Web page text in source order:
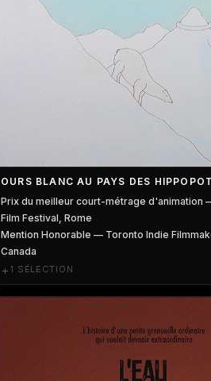
OURS BLANC AU PAYS DES
Prix du meilleur court-métrage d'animation
Film Festival, Rome
Mention Honorable — Toronto Indie
Canada
+ 1 SÉLECTION